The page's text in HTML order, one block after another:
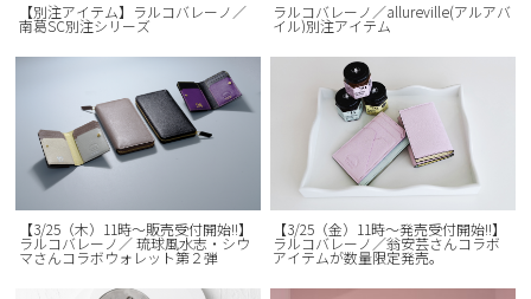
【別注アイテム】ラルコバレーノ／
南葛SC別注シリーズ
ラルコバレーノ／allureville(アルアバ
イル)別注アイテム
【3/25（木）11時～販売受付開始!!】
ラルコバレーノ／ 琉球風水志・シウ
マさんコラボウォレット第２弾
【3/25（金）11時〜発売受付開始!!】
ラルコバレーノ／翁安芸さんコラボ
アイテムが数量限定発売。